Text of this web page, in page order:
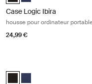
Case Logic Ibira
housse pour ordinateur
24,99 €
Case Logic Ibira Laptop
Case Logic Ibira